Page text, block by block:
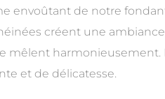
envoûtant de notre
créent une ambiance
mêlent harmonieusement.
et de délicatesse.